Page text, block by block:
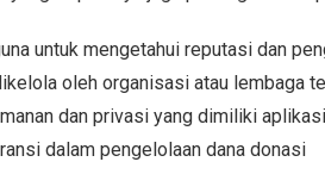
untuk mengetahui reputasi dan
oleh organisasi atau lembaga
dan privasi yang dimiliki aplikasi
dalam pengelolaan dana donasi